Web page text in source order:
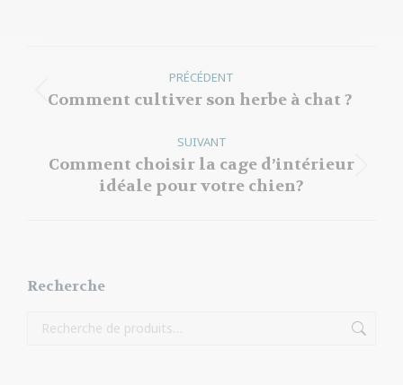
article
PRÉCÉDENT
Article
:
Comment cultiver son herbe à chat ?
SUIVANT
Article
Comment choisir la cage d’intérieur
idéale pour votre chien?
Recherche